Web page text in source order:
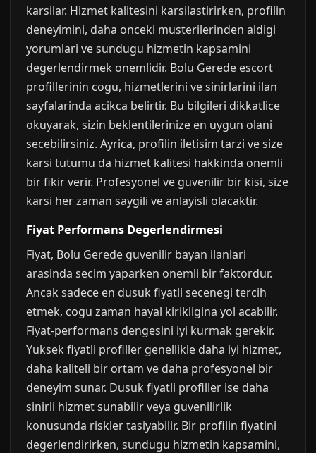
karsilar. Hizmet kalitesini karsilastirirken, profilin
deneyimini, daha onceki musterilerinden aldigi
yorumlari ve sundugu hizmetin kapsamini
degerlendirmek onemlidir. Bolu Gerede escort
profillerinin cogu, hizmetlerini ve sinirlarini ilan
sayfalarinda acikca belirtir. Bu bilgileri dikkatlice
okuyarak, sizin beklentilerinize en uygun olani
secebilirsiniz. Ayrica, profilin iletisim tarzi ve size
karsi tutumu da hizmet kalitesi hakkinda onemli
bir fikir verir. Profesyonel ve guvenilir bir kisi, size
karsi her zaman saygili ve anlayisli olacaktir.
Fiyat Performans Degerlendirmesi
Fiyat, Bolu Gerede guvenilir bayan ilanlari
arasinda secim yaparken onemli bir faktordur.
Ancak sadece en dusuk fiyatli secenegi tercih
etmek, cogu zaman hayal kirikligina yol acabilir.
Fiyat-performans dengesini iyi kurmak gerekir.
Yuksek fiyatli profiller genellikle daha iyi hizmet,
daha kaliteli bir ortam ve daha profesyonel bir
deneyim sunar. Dusuk fiyatli profiller ise daha
sinirli hizmet sunabilir veya guvenilirlik
konusunda riskler tasiyabilir. Bir profilin fiyatini
degerlendirirken, sundugu hizmetin kapsamini,